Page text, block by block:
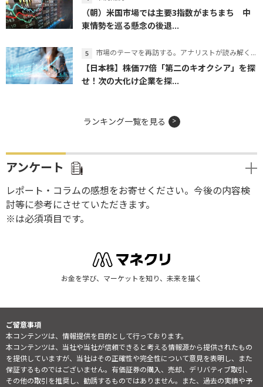
（朝）米国市場では主要3指数がまちまち 中
東情勢を巡る懸念の後退...
市場のテーマを再訪する。アナリストが読み解くテーマの本質
【日本株】株価77倍「第二のキオクシア」を探
せ！次の大化け企業を探...
ランキング一覧を見る
アンケート
レポート・コラムの感想をお寄せください。今後の内容検
討等に参考にさせていただきます。
※は必須項目です。
お金を学び、マーケットを知り、未来を描く
ご留意事項
本コンテンツは、情報提供を目的として行っております。
本コンテンツは、当社や当社が信頼できると考える情報源から提供されたもの
を提供していますが、当社はその正確性や完全性について意見を表明し、また
保証するものではございません。有価証券の購入、売却、デリバティブ取引、
その他の取引を推奨し、勧誘するものではありません。また、過去の実績や予